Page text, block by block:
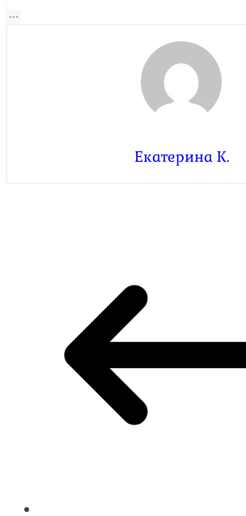
Екатерина К.